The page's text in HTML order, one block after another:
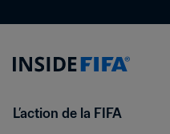
L’action de la FIFA